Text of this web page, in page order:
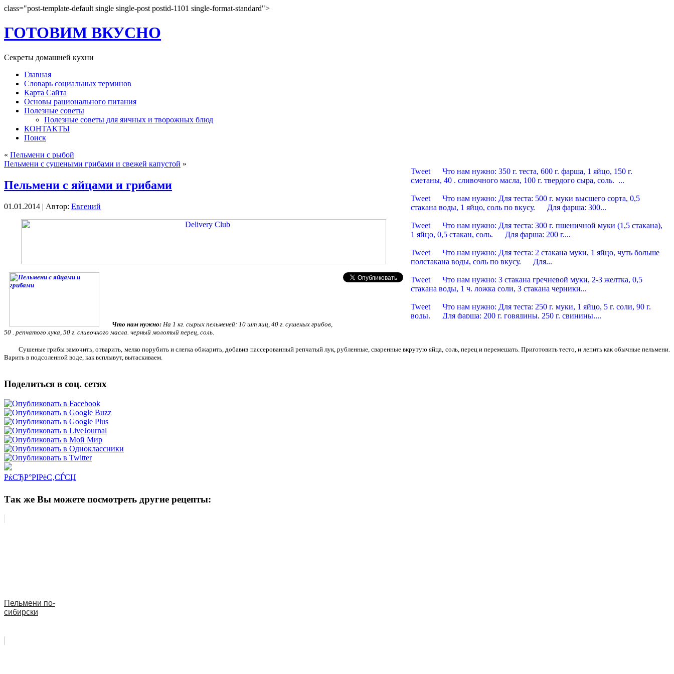
class="post-template-default single single-post postid-1101 single-format-standard">
ГОТОВИМ ВКУСНО
Секреты домашней кухни
Главная
Словарь социальных терминов
Карта Сайта
Основы рационального питания
Полезные советы
Полезные советы для яичных и творожных блюд
КОНТАКТЫ
Поиск
Tweet Что нам нужно: 350 г. теста, 600 г. фарша, 1 яйцо, 150 г.
сметаны, 40 . сливочного масла, 100 г. твердого сыра, соль. ...
Tweet Что нам нужно: Для теста: 500 г. муки высшего сорта, 0,5
стакана воды, 1 яйцо, соль по вкусу. Для фарша: 300...
Tweet Что нам нужно: Для теста: 300 г. пшеничной муки (1,5 стакана),
1 яйцо, 0,5 стакан, соль. Для фарша: 200 г....
Tweet Что нам нужно: Для теста: 2 стакана муки, 1 яйцо, чуть больше
полстакана воды, соль по вкусу. Для...
Tweet Что нам нужно: 3 стакана гречневой муки, 2-3 желтка, 0,5
стакана воды, 1 ч. ложка соли, 3 стакана черники...
Tweet Что нам нужно: Для теста: 250 г. муки, 1 яйцо, 5 г. соли, 90 г.
воды. Для фарша: 200 г. говядины, 250 г. свинины,...
Пельмени домашние говяжьи
« Пельмени с рыбой
Пельмени с сушеными грибами и свежей капустой »
Пельмени с яйцами и грибами
01.01.2014 | Автор: Евгений
Что нам нужно: На 1 кг. сырых пельменей: 10 шт яиц, 40 г. сушеных грибов,
50 . репчатого лука, 50 г. сливочного масла. черный молотый перец, соль.
Сушеные грибы замочить, отварить, мелко порубить и слегка обжарить, добавив пассерованный репчатый лук, рубленные, сваренные вкрутую яйца, соль, перец и перемешать. Приготовить тесто, и лепить как обычные пельмени.
Варить в подсоленной воде, как всплывут, вытаскиваем.
Поделиться в соц. сетях
РќСЂР°РІРёС‚СЃСЏ
Так же Вы можете посмотреть другие рецепты:
Пельмени по-
сибирски